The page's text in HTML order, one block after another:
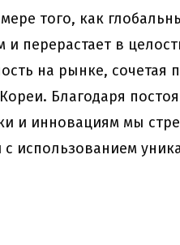
того, как
перерастает в
на рынке, сочетая
Благодаря
и инновациям мы
использованием